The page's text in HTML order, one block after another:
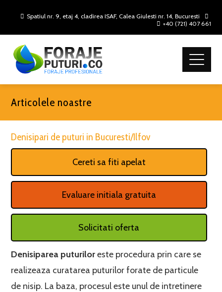
Spatiul nr. 9, etaj 4, cladirea ISAF, Calea Giulesti nr. 14, Bucuresti
+40 (721) 407 661
Articolele noastre
Denisipari de puturi in Bucuresti/Ilfov
Cereti sa fiti apelat
Evaluare initiala gratuita
Solicitati oferta
Denisiparea puturiloreste procedura prin care se
realizeaza curatarea puturilor forate de particule
de nisip. La baza, procesul este unul de intretinere